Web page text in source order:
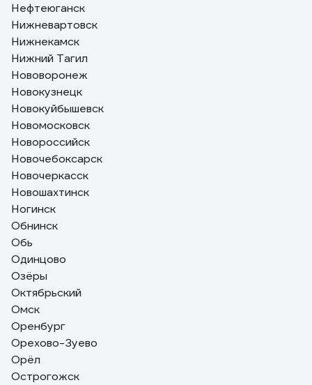
Нефтеюганск
Нижневартовск
Нижнекамск
Нижний Тагил
Нововоронеж
Новокузнецк
Новокуйбышевск
Новомосковск
Новороссийск
Новочебоксарск
Новочеркасск
Новошахтинск
Ногинск
Обнинск
Обь
Одинцово
Озёры
Октябрьский
Омск
Оренбург
Орехово-Зуево
Орёл
Острогожск